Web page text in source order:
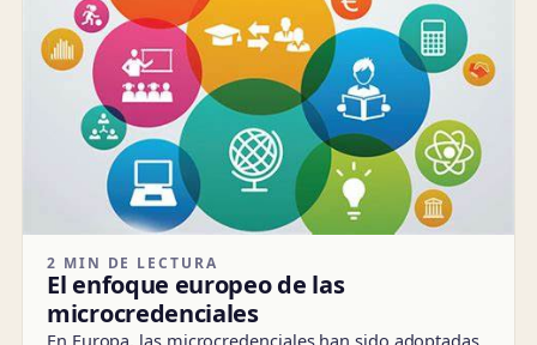
2 MIN DE LECTURA
El enfoque europeo de las
microcredenciales
En Europa, las microcredenciales han sido adoptadas